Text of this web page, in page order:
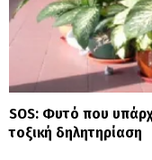
SOS: Φυτό που
τοξική δηλητηρίαση